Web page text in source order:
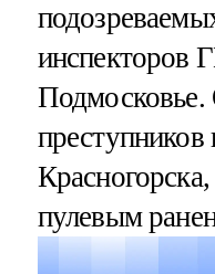
инспекторов
Подмосковье.
пулевым